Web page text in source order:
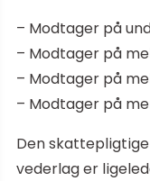
– Modtager på
– Modtager på
– Modtager på
– Modtager på
Den
vederlag er